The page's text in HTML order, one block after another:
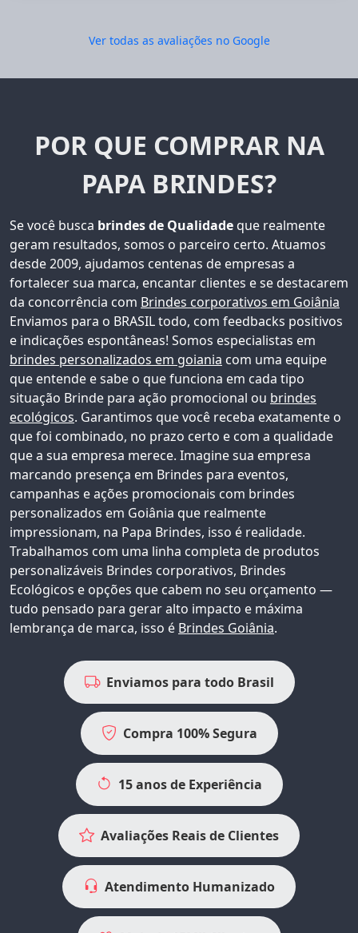
Ver todas as avaliações no Google
POR QUE COMPRAR NA
PAPA BRINDES?
Se você busca brindes de Qualidade que realmente
geram resultados, somos o parceiro certo. Atuamos
desde 2009, ajudamos centenas de empresas a
fortalecer sua marca, encantar clientes e se destacarem
da concorrência com Brindes corporativos em Goiânia
Enviamos para o BRASIL todo, com feedbacks positivos
e indicações espontâneas! Somos especialistas em
brindes personalizados em goiania com uma equipe
que entende e sabe o que funciona em cada tipo
situação Brinde para ação promocional ou brindes
ecológicos. Garantimos que você receba exatamente o
que foi combinado, no prazo certo e com a qualidade
que a sua empresa merece. Imagine sua empresa
marcando presença em Brindes para eventos,
campanhas e ações promocionais com brindes
personalizados em Goiânia que realmente
impressionam, na Papa Brindes, isso é realidade.
Trabalhamos com uma linha completa de produtos
personalizáveis Brindes corporativos, Brindes
Ecológicos e opções que cabem no seu orçamento —
tudo pensado para gerar alto impacto e máxima
lembrança de marca, isso é Brindes Goiânia.
Enviamos para todo Brasil
Compra 100% Segura
15 anos de Experiência
Avaliações Reais de Clientes
Atendimento Humanizado